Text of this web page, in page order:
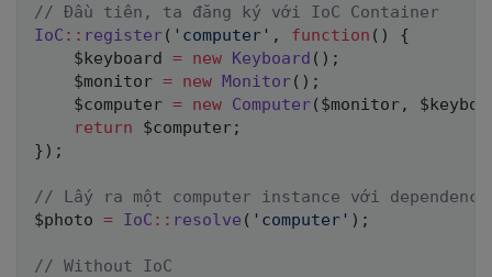
// Đầu tiên, ta đăng ký với IoC Container
IoC :: register( 'computer' , function ( )
{
$keyboard = new Keyboard ( ) ;
$monitor = new Monitor( ) ;
$computer = new Computer( $monitor,
return
$computer;
} ) ;
// Lấy ra một computer instance với
$photo = IoC :: resolve ( 'computer' ) ;
// Without IoC